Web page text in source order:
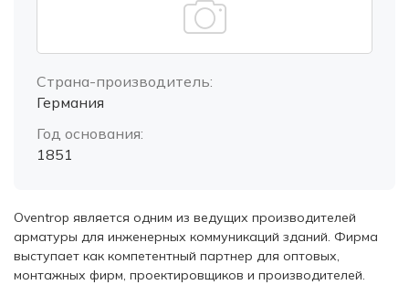
Oventrop является одним из ведущих производителей
арматуры для инженерных коммуникаций зданий. Фирма
выступает как компетентный партнер для оптовых,
монтажных фирм, проектировщиков и производителей.
Страна-производитель:
Германия
Год основания:
1851